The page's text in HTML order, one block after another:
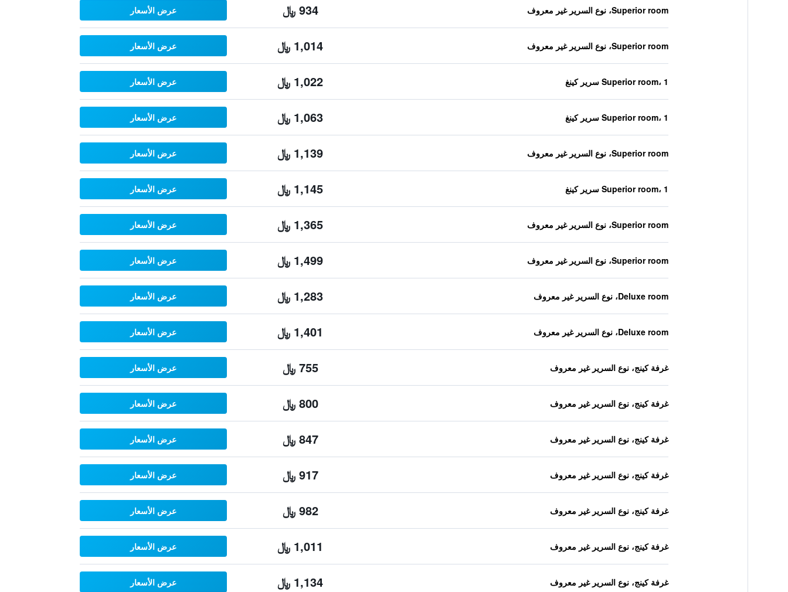
Superior room، نوع السرير غير معروف 934 ﷼ عرض الأسعار
Superior room، نوع السرير غير معروف 1,014 ﷼ عرض الأسعار
Superior room، 1 سرير كينغ 1,022 ﷼ عرض الأسعار
Superior room، 1 سرير كينغ 1,063 ﷼ عرض الأسعار
Superior room، نوع السرير غير معروف 1,139 ﷼ عرض الأسعار
Superior room، 1 سرير كينغ 1,145 ﷼ عرض الأسعار
Superior room، نوع السرير غير معروف 1,365 ﷼ عرض الأسعار
Superior room، نوع السرير غير معروف 1,499 ﷼ عرض الأسعار
Deluxe room، نوع السرير غير معروف 1,283 ﷼ عرض الأسعار
Deluxe room، نوع السرير غير معروف 1,401 ﷼ عرض الأسعار
غرفة كينج، نوع السرير غير معروف 755 ﷼ عرض الأسعار
غرفة كينج، نوع السرير غير معروف 800 ﷼ عرض الأسعار
غرفة كينج، نوع السرير غير معروف 847 ﷼ عرض الأسعار
غرفة كينج، نوع السرير غير معروف 917 ﷼ عرض الأسعار
غرفة كينج، نوع السرير غير معروف 982 ﷼ عرض الأسعار
غرفة كينج، نوع السرير غير معروف 1,011 ﷼ عرض الأسعار
غرفة كينج، نوع السرير غير معروف 1,134 ﷼ عرض الأسعار